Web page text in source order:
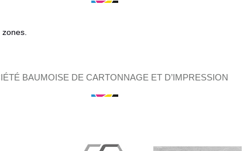
BAUMOISE DE CARTONNAGE ET D’IMPRESSION